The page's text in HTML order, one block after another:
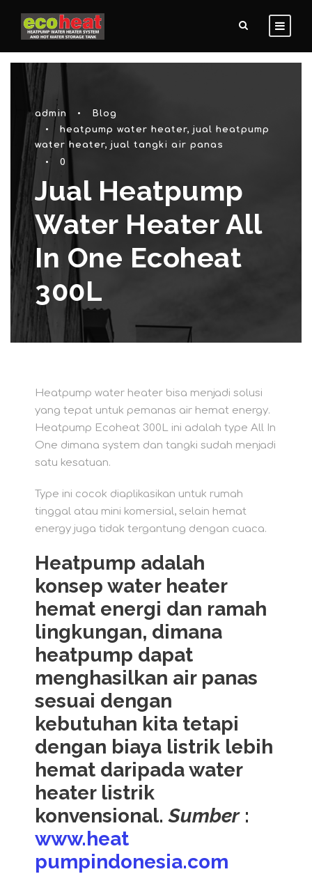
admin •
Blog
•
heatpump water heater, jual heatpump
water heater, jual tangki air panas
•
0
Jual Heatpump
Water Heater All
In One Ecoheat
300L
Heatpump water heater bisa menjadi solusi
yang tepat untuk pemanas air hemat energy.
Heatpump Ecoheat 300L ini adalah type All In
One dimana system dan tangki sudah menjadi
satu kesatuan.
Type ini cocok diaplikasikan untuk rumah
tinggal atau mini komersial, selain hemat
energy juga tidak tergantung dengan cuaca.
Heatpump adalah
konsep water heater
hemat energi dan ramah
lingkungan, dimana
heatpump dapat
menghasilkan air panas
sesuai dengan
kebutuhan kita tetapi
dengan biaya listrik lebih
hemat daripada water
heater listrik
konvensional.Sumber:
www.heat
pumpindonesia.com